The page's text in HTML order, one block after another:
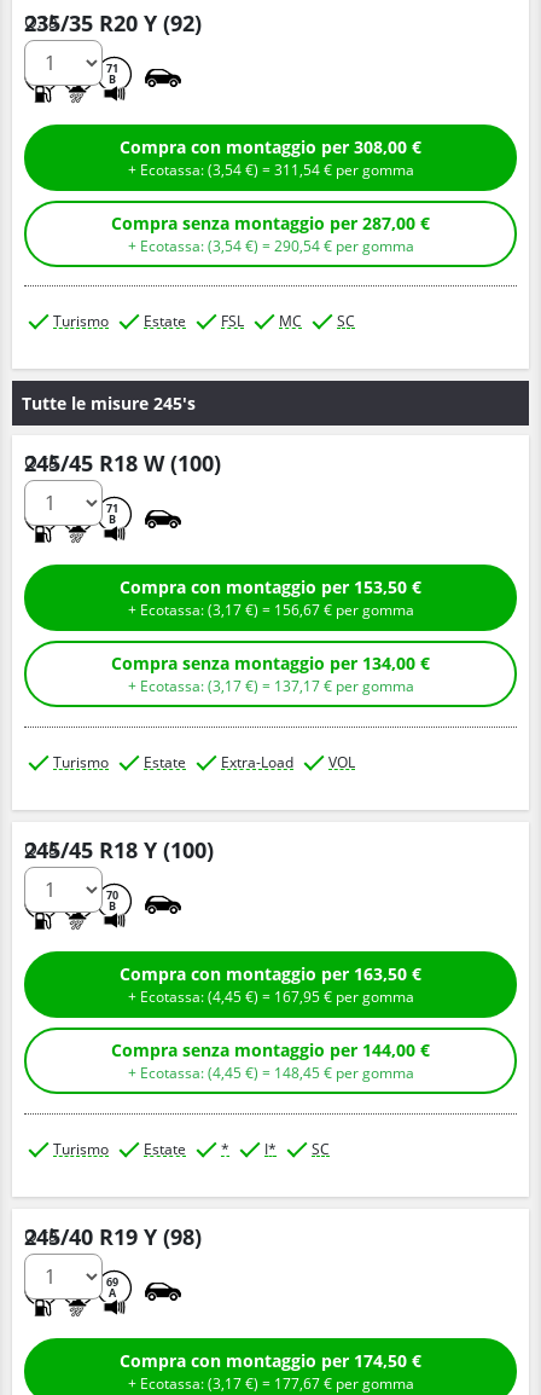
235/35 R20 Y (92)
71
B
Q.tà
Compra con montaggio per 308,00 €
+ Ecotassa: (3,54€ ) =311,54€ per gomma
Compra senza montaggio per 287,00 €
+ Ecotassa: (3,54€ ) =290,54€ per gomma
Turismo Estate FSL MC SC
Tutte le misure 245's
245/45 R18 W (100)
71
B
Q.tà
Compra con montaggio per 153,50 €
+ Ecotassa: (3,17€ ) = 156,67€ per gomma
Compra senza montaggio per 134,00 €
+ Ecotassa: (3,17€ ) = 137,17€ per gomma
Turismo Estate Extra-Load VOL
245/45 R18 Y (100)
70
B
Q.tà
Compra con montaggio per 163,50 €
+ Ecotassa: (4,45€ ) = 167,95€ per gomma
Compra senza montaggio per 144,00 €
+ Ecotassa: (4,45€ ) = 148,45€ per gomma
Turismo Estate * I* SC
245/40 R19 Y (98)
69
A
Q.tà
Compra con montaggio per 174,50 €
+ Ecotassa: (3,17€ ) = 177,67€ per gomma